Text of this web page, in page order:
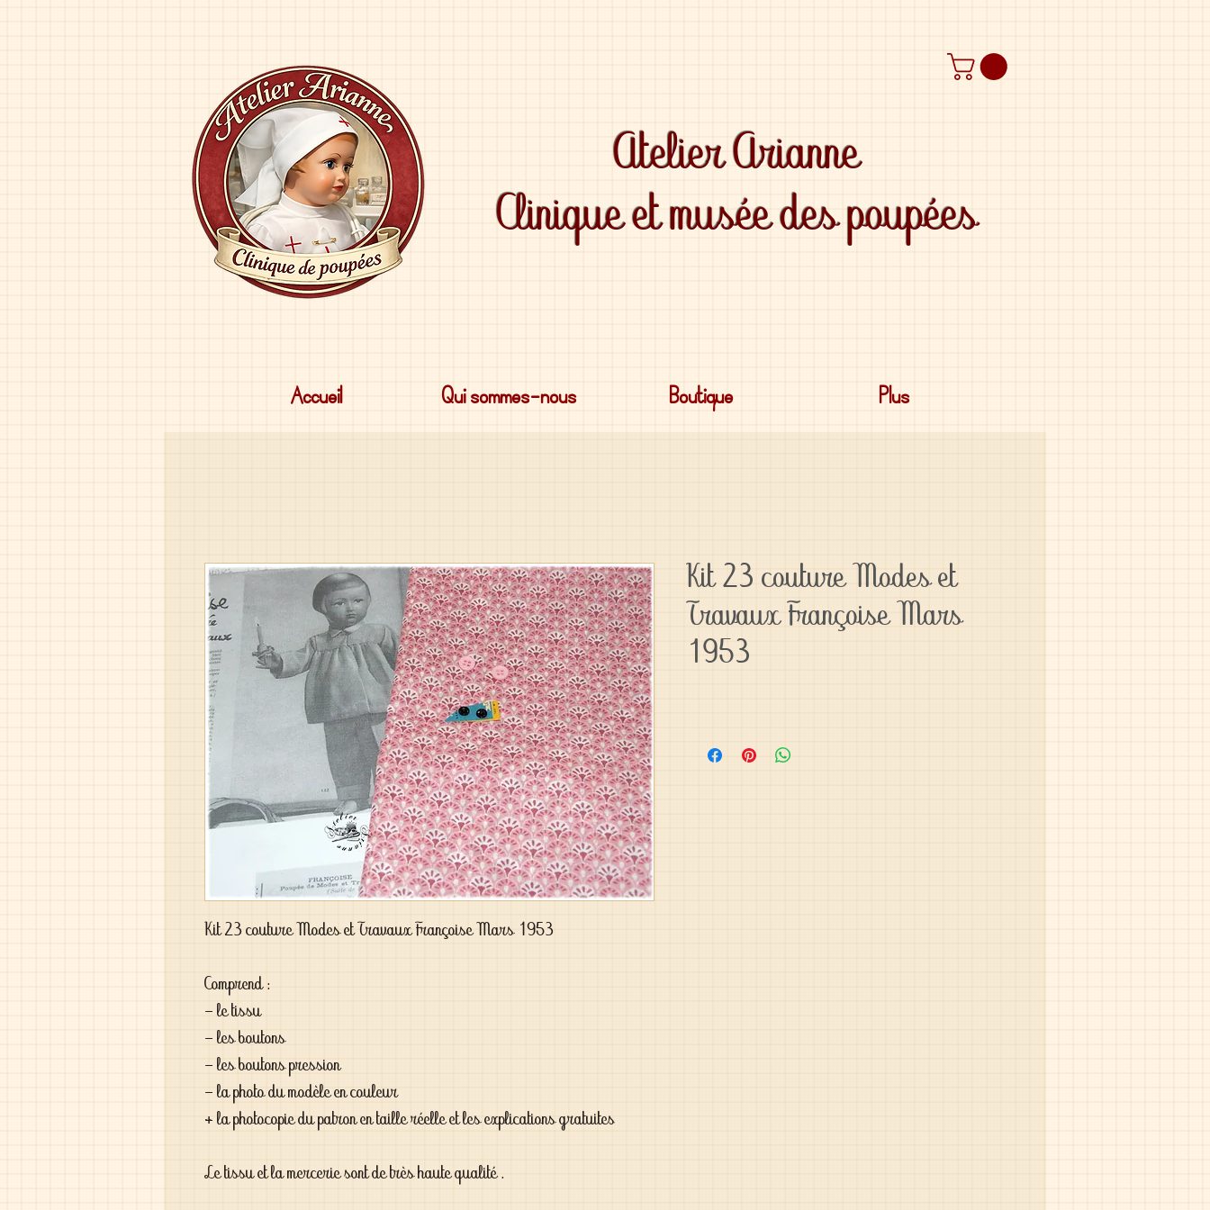
Atelier Arianne
Clinique et musée des poupées
Accueil Qui sommes-nous Boutique Plus
Kit 23 couture Modes et Travaux Françoise Mars 1953
Comprend :
- le tissu
- les boutons
- les boutons pression
- la photo du modèle en couleur
+ la photocopie du patron en taille réelle et les explications gratuites
Le tissu et la mercerie sont de très haute qualité .
Kit 23 couture Modes et
Travaux Françoise Mars
1953